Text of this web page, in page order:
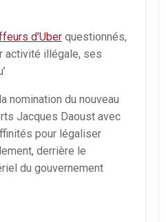
d’Uber questionnés,
activité illégale, ses
nomination du nouveau
Jacques Daoust avec
pour légaliser
derrière le
du gouvernement